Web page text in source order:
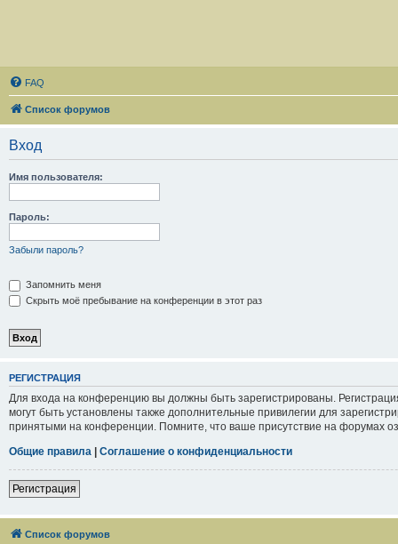
FAQ
Список форумов
Вход
Имя пользователя:
Пароль:
Забыли пароль?
Запомнить меня
Скрыть моё пребывание на конференции в этот раз
РЕГИСТРАЦИЯ
Для входа на конференцию вы должны быть зарегистрированы.
могут быть установлены также дополнительные привилегии для
принятыми на конференции. Помните, что ваше присутствие на форумах
Общие правила | Соглашение о конфиденциальности
Регистрация
Список форумов